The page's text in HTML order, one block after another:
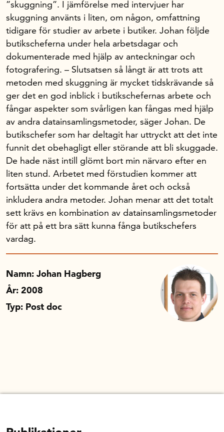
”skuggning”. I jämförelse med intervjuer har
skuggning använts i liten, om någon, omfattning
tidigare för studier av arbete i butiker. Johan följde
butikscheferna under hela arbetsdagar och
dokumenterade med hjälp av anteckningar och
fotografering. – Slutsatsen så långt är att trots att
metoden med skuggning är mycket tidskrävande så
ger det en god inblick i butikschefernas arbete och
fångar aspekter som svårligen kan fångas med hjälp
av andra datainsamlingsmetoder, säger Johan. De
butikschefer som har deltagit har uttryckt att det inte
funnit det obehagligt eller störande att bli skuggade.
De hade näst intill glömt bort min närvaro efter en
liten stund. Arbetet med förstudien kommer att
fortsätta under det kommande året och också
inkludera andra metoder. Johan menar att det totalt
sett krävs en kombination av datainsamlingsmetoder
för att på ett bra sätt kunna fånga butikschefers
vardag.
Namn: Johan Hagberg
År: 2008
Typ: Post doc